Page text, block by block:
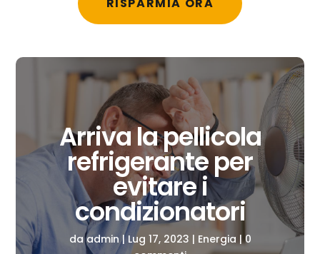
Arriva la pellicola
refrigerante per
evitare i
condizionatori
daadmin |Lug 17, 2023 | Energia |0